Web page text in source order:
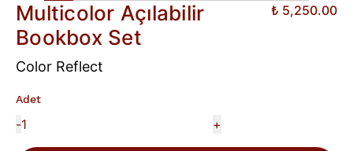
Multicolor Açılabilir
Bookbox Set
₺ 5,250.00
Color Reflect
Adet
- +